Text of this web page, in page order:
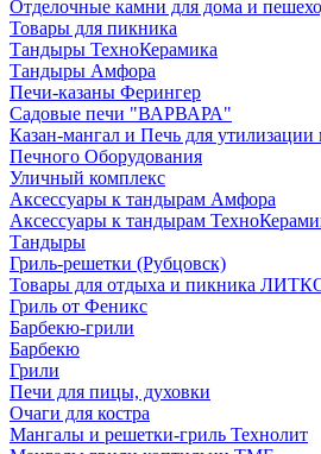
Отделочные камни для дома и
Товары для пикника
Тандыры ТехноКерамика
Тандыры Амфора
Печи-казаны Ферингер
Садовые печи "ВАРВАРА"
Казан-мангал и Печь для утилизации
Печного Оборудования
Уличный комплекс
Аксессуары к тандырам Амфора
Аксессуары к тандырам
Тандыры
Гриль-решетки (Рубцовск)
Товары для отдыха и пикника
Гриль от Феникс
Барбекю-грили
Барбекю
Грили
Печи для пицы, духовки
Очаги для костра
Мангалы и решетки-гриль Технолит